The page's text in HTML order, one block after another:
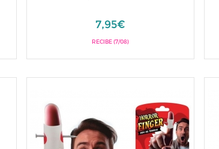
7,95€
RECIBE (7/08)